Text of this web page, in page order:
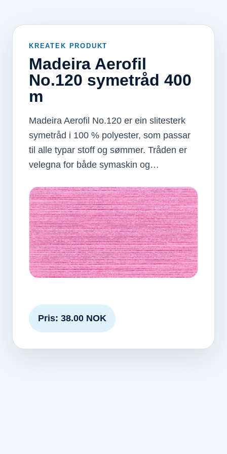
KREATEK PRODUKT
Madeira Aerofil
No.120 symetråd 400
m
Madeira Aerofil No.120 er ein slitesterk
symetråd i 100 % polyester, som passar
til alle typar stoff og sømmer. Tråden er
velegna for både symaskin og…
Pris: 38.00 NOK